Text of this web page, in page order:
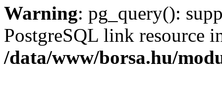
Warning: pg_query():
PostgreSQL link resource
/data/www/borsa.hu/